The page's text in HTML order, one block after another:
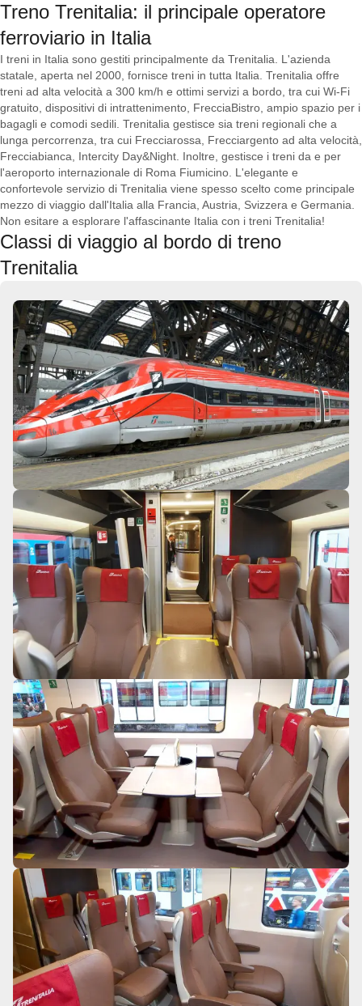
Treno Trenitalia: il principale operatore
ferroviario in Italia
I treni in Italia sono gestiti principalmente da Trenitalia. L'azienda
statale, aperta nel 2000, fornisce treni in tutta Italia. Trenitalia offre
treni ad alta velocità a 300 km/h e ottimi servizi a bordo, tra cui Wi-Fi
gratuito, dispositivi di intrattenimento, FrecciaBistro, ampio spazio per i
bagagli e comodi sedili. Trenitalia gestisce sia treni regionali che a
lunga percorrenza, tra cui Frecciarossa, Frecciargento ad alta velocità,
Frecciabianca, Intercity Day&Night. Inoltre, gestisce i treni da e per
l'aeroporto internazionale di Roma Fiumicino. L'elegante e
confortevole servizio di Trenitalia viene spesso scelto come principale
mezzo di viaggio dall'Italia alla Francia, Austria, Svizzera e Germania.
Non esitare a esplorare l'affascinante Italia con i treni Trenitalia!
Classi di viaggio al bordo di treno
Trenitalia